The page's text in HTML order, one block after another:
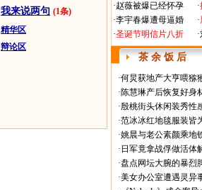
我来说两句 (1条)
精华区
辩论区
·赵薇被爆已经怀孕
·李宇春爆遭母逼婚
·圣诞节明信片八折
·
·
·
茶 余 饭 后
·何炅获地产大亨喂猕
·陈慧琳产后恢复好身
·殷桃街头休闲装秀性
·范冰冰红地毯服装皆
·姚晨与老公素颜乘地
· 日军竟拿战俘做活体
·盘点网坛大腕的暴烈
·美女办公室遭遇灵异